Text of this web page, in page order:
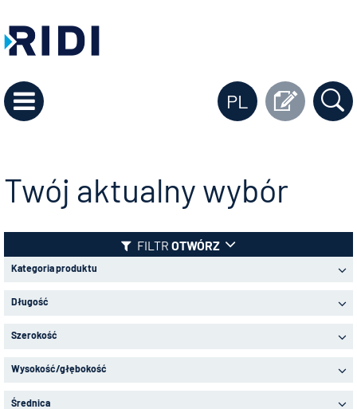
PL
Twój aktualny wybór
FILTR OTWÓRZ
Kategoria produktu
Długość
Szerokość
Wysokość/głębokość
Średnica